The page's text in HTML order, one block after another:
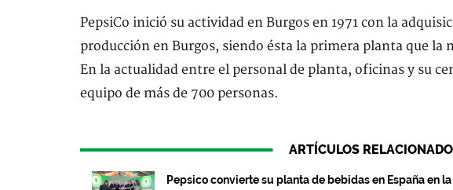
PepsiCo inició su actividad en Burgos en 1971 con la
producción en Burgos, siendo ésta la primera planta que
En la actualidad entre el personal de planta, oficinas y su
equipo de más de 700 personas.
ARTÍCULOS
Pepsico convierte su planta de bebidas en España en